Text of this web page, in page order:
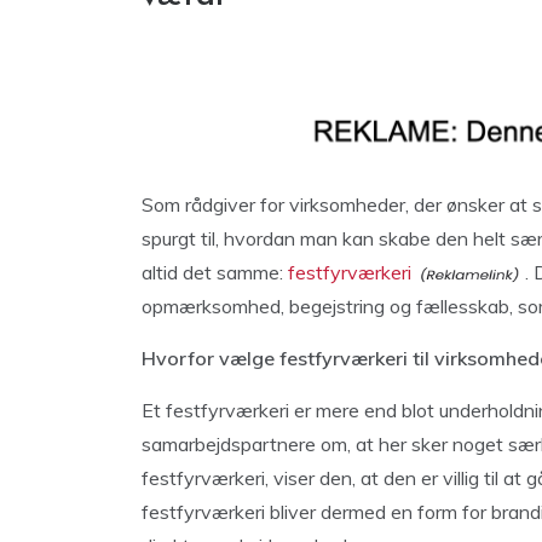
Som rådgiver for virksomheder, der ønsker
spurgt til, hvordan man kan skabe den helt
altid det samme: festfyrværkeri
opmærksomhed, begejstring og fællesskab,
Hvorfor vælge festfyrværkeri til
Et festfyrværkeri er mere end blot
samarbejdspartnere om, at her sker noget
festfyrværkeri, viser den, at den er villig til at
festfyrværkeri bliver dermed en form for